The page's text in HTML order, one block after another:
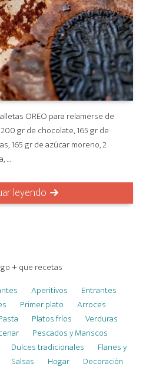
OREO para relamerse de
gr de chocolate, 165 gr de
165 gr de azúcar moreno, 2
…
leyendo
+ que recetas
Aperitivos
Entrantes
Primer plato
Arroces
Platos fríos
Verduras
Pescados y Mariscos
Dulces tradicionales
Flanes y
Salsas Hogar
Decoración